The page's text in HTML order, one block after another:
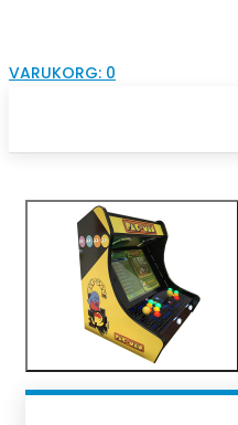
VARUKORG: 0